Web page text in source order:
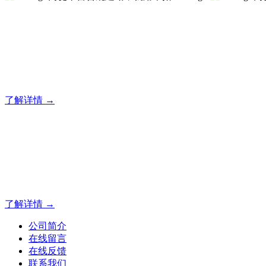
了解详情 →
了解详情 →
公司简介
在线留言
在线反馈
联系我们